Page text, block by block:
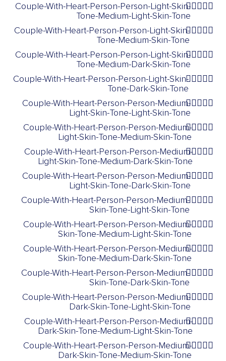
🧑🏻‍❤️‍🧑🏼
Couple-With-Heart-Person-Person-Light-Skin-
Tone-Medium-Light-Skin-Tone
🧑🏻‍❤️‍🧑🏽
Couple-With-Heart-Person-Person-Light-Skin-
Tone-Medium-Skin-Tone
🧑🏻‍❤️‍🧑🏾
Couple-With-Heart-Person-Person-Light-Skin-
Tone-Medium-Dark-Skin-Tone
🧑🏻‍❤️‍🧑🏿
Couple-With-Heart-Person-Person-Light-Skin-
Tone-Dark-Skin-Tone
🧑🏼‍❤️‍🧑🏻
Couple-With-Heart-Person-Person-Medium-
Light-Skin-Tone-Light-Skin-Tone
🧑🏼‍❤️‍🧑🏽
Couple-With-Heart-Person-Person-Medium-
Light-Skin-Tone-Medium-Skin-Tone
🧑🏼‍❤️‍🧑🏾
Couple-With-Heart-Person-Person-Medium-
Light-Skin-Tone-Medium-Dark-Skin-Tone
🧑🏼‍❤️‍🧑🏿
Couple-With-Heart-Person-Person-Medium-
Light-Skin-Tone-Dark-Skin-Tone
🧑🏽‍❤️‍🧑🏻
Couple-With-Heart-Person-Person-Medium-
Skin-Tone-Light-Skin-Tone
🧑🏽‍❤️‍🧑🏼
Couple-With-Heart-Person-Person-Medium-
Skin-Tone-Medium-Light-Skin-Tone
🧑🏽‍❤️‍🧑🏾
Couple-With-Heart-Person-Person-Medium-
Skin-Tone-Medium-Dark-Skin-Tone
🧑🏽‍❤️‍🧑🏿
Couple-With-Heart-Person-Person-Medium-
Skin-Tone-Dark-Skin-Tone
🧑🏾‍❤️‍🧑🏻
Couple-With-Heart-Person-Person-Medium-
Dark-Skin-Tone-Light-Skin-Tone
🧑🏾‍❤️‍🧑🏼
Couple-With-Heart-Person-Person-Medium-
Dark-Skin-Tone-Medium-Light-Skin-Tone
🧑🏾‍❤️‍🧑🏽
Couple-With-Heart-Person-Person-Medium-
Dark-Skin-Tone-Medium-Skin-Tone